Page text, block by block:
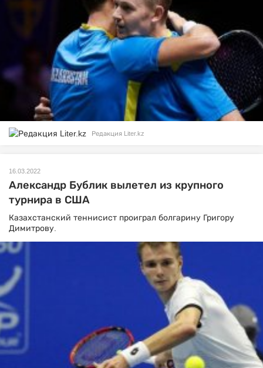
Редакция Liter.kz
16.03.2022
Александр Бублик вылетел из крупного
турнира в США
Казахстанский теннисист проиграл болгарину Григору
Димитрову.